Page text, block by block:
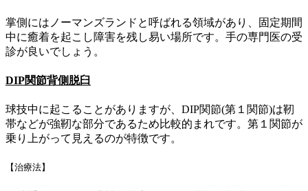
掌側にはノーマンズランドと呼ばれる領域があり、固定期間
中に癒着を起こし障害を残し易い場所です。手の専門医の受
診が良いでしょう。
DIP関節背側脱臼
球技中に起こることがありますが、DIP関節(第１関節)は靭
帯などが強靭な部分であるため比較的まれです。第１関節が
乗り上がって見えるのが特徴です。
【治療法】